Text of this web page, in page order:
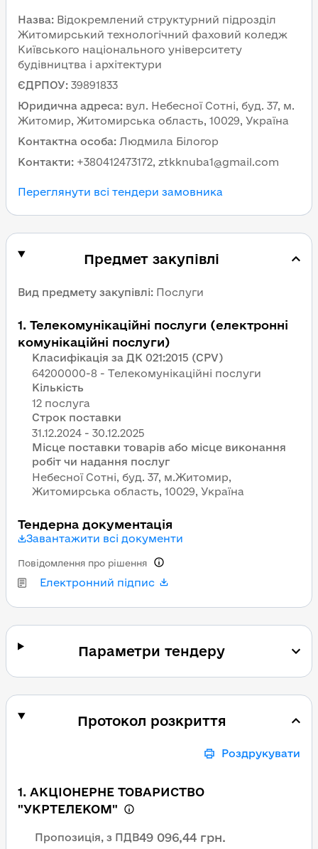
Назва: Відокремлений структурний підрозділ
Житомирський технологічний фаховий коледж
Київського національного університету
будівництва і архітектури
ЄДРПОУ: 39891833
Юридична адреса: вул. Небесної Сотні, буд. 37, м.
Житомир, Житомирська область, 10029, Україна
Контактна особа: Людмила Білогор
Контакти: +380412473172, ztkknuba1@gmail.com
Переглянути всі тендери замовника
Предмет закупівлі
Вид предмету закупівлі: Послуги
1. Телекомунікаційні послуги (електронні
комунікаційні послуги)
Класифікація за ДК 021:2015 (CPV)
64200000-8 - Телекомунікаційні послуги
Кількість
12 послуга
Строк поставки
Місце поставки товарів або місце виконання
робіт чи надання послуг
Небесної Сотні, буд. 37, м.Житомир,
Житомирська область, 10029, Україна
Тендерна документація
Завантажити всі документи
Електронний підпис
Повідомлення про рішення
Параметри тендеру
Протокол розкриття
Роздрукувати
1. АКЦІОНЕРНЕ ТОВАРИСТВО
"УКРТЕЛЕКОМ"
Пропозиція, з ПДВ49 096,44 грн.